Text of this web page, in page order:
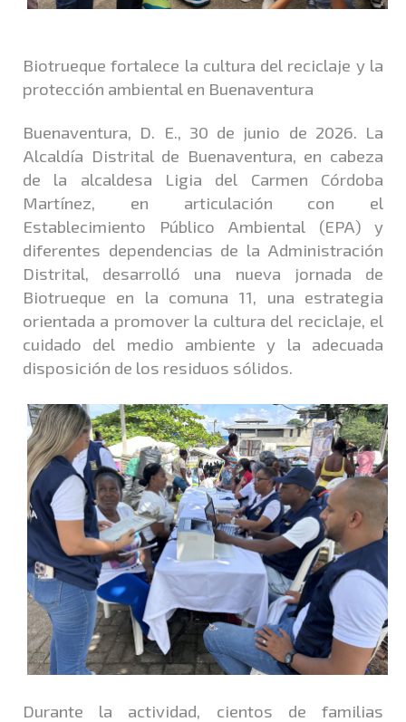
Biotrueque fortalece la cultura del reciclaje y la
protección ambiental en Buenaventura
Buenaventura, D. E., 30 de junio de 2026. La
Alcaldía Distrital de Buenaventura, en cabeza
de la alcaldesa Ligia del Carmen Córdoba
Martínez, en articulación con el
Establecimiento Público Ambiental (EPA) y
diferentes dependencias de la Administración
Distrital, desarrolló una nueva jornada de
Biotrueque en la comuna 11, una estrategia
orientada a promover la cultura del reciclaje, el
cuidado del medio ambiente y la adecuada
disposición de los residuos sólidos.
Durante la actividad, cientos de familias